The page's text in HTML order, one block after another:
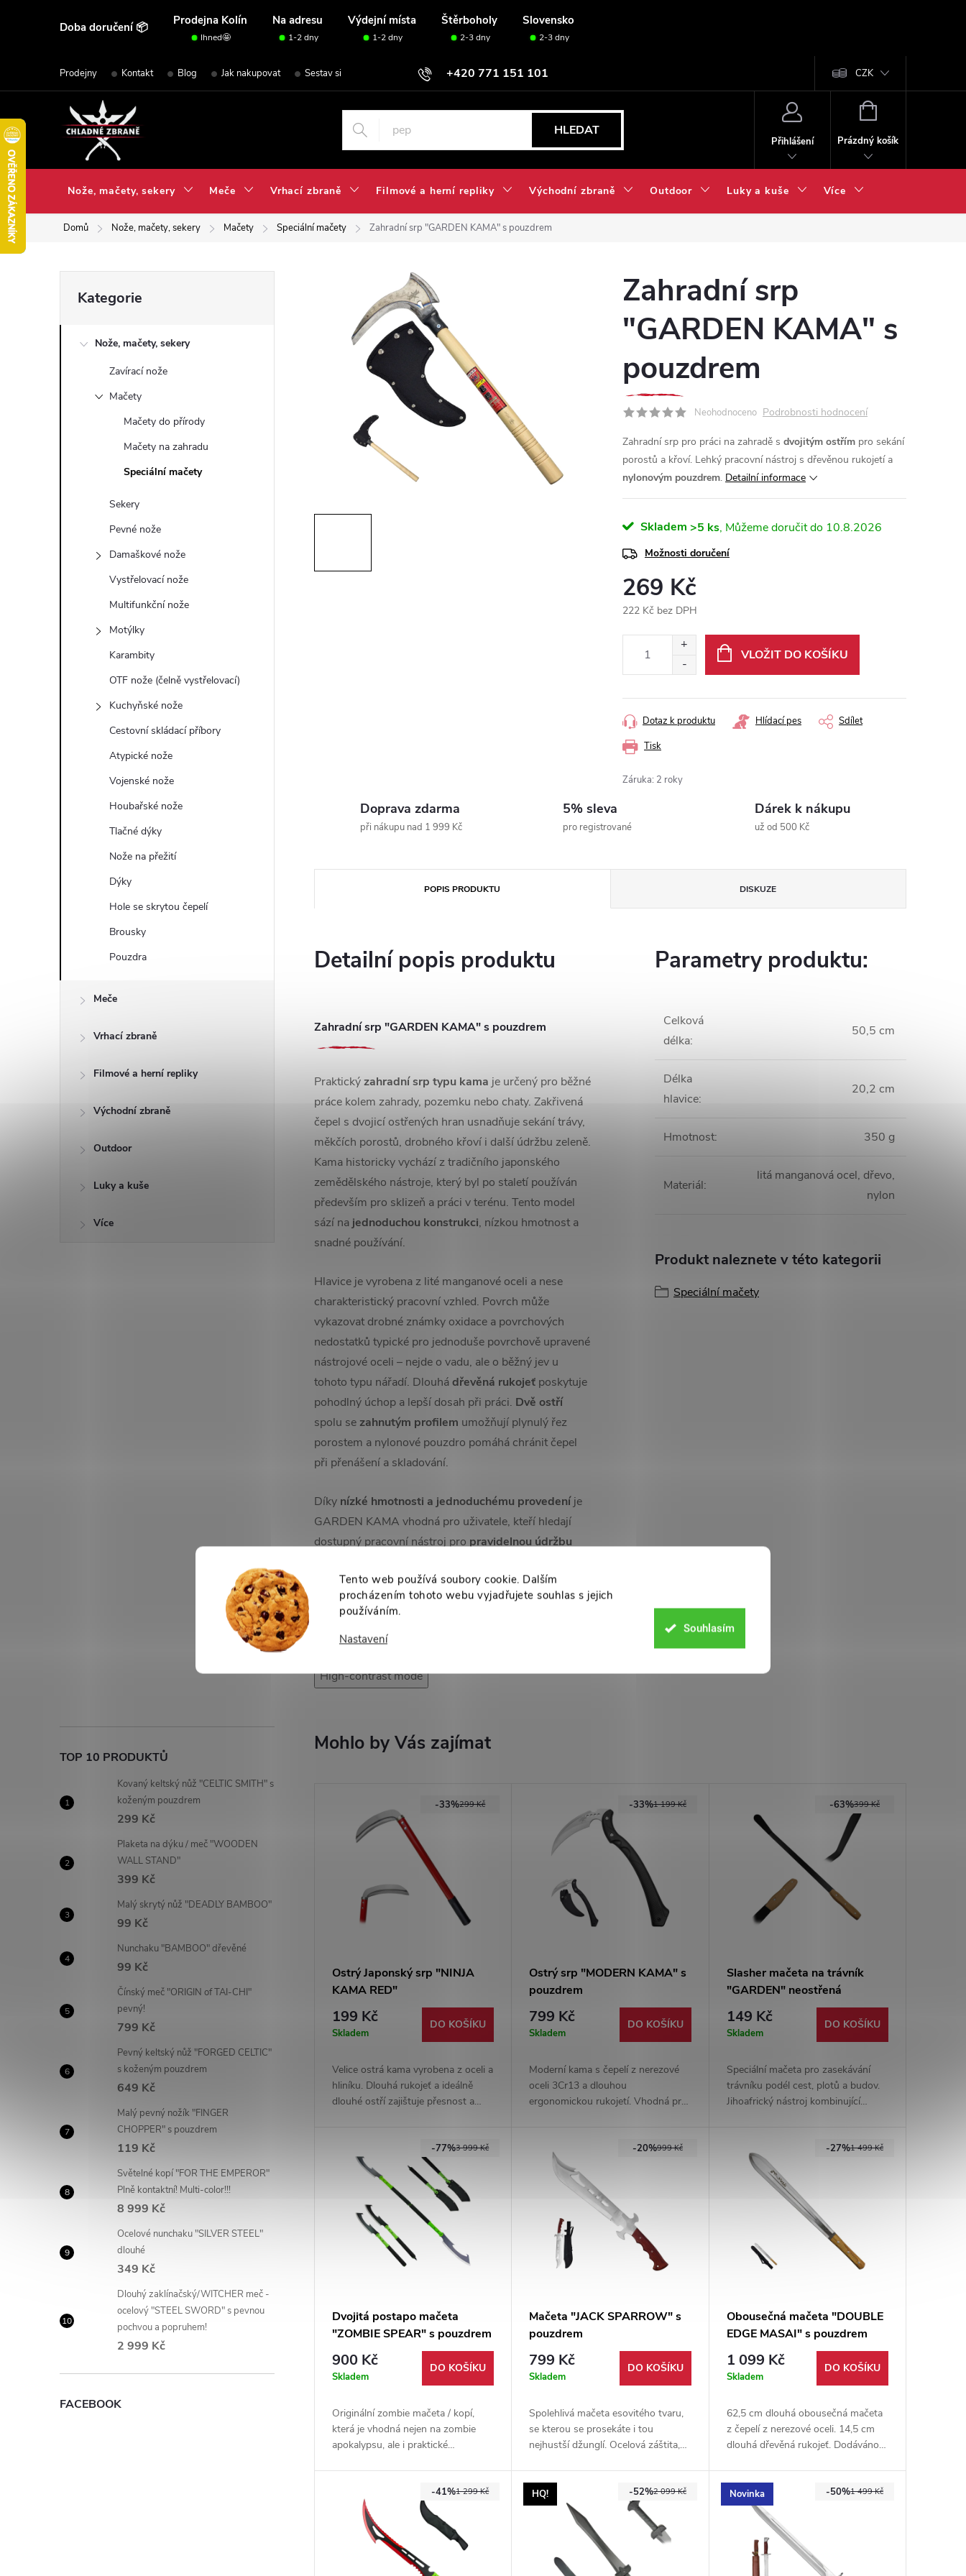
Tento web používá soubory cookie. Dalším
procházením tohoto webu vyjadřujete souhlas s jejich
používáním.
Nastavení
Souhlasím
Doba doručení 📦 Prodejna Kolín Na adresu Výdejní místa Štěrboholy Slovensko
Ihned🤩 1-2 dny 1-2 dny 2-3 dny 2-3 dny
+420 771 151 101
Prodejny Kontakt Blog Jak nakupovat Sestav si svou sadu✅ CZK
HLEDAT
Přihlášení
NÁKUPNÍ
Prázdný košík
Nože, mačety, sekery Meče Vrhací zbraně Filmové a herní repliky Východní zbraně Outdoor Luky a kuše Více
Domů Nože, mačety, sekery Mačety Speciální mačety Zahradní srp "GARDEN KAMA" s pouzdrem
o
kategorie
Kategorie
Nože, mačety, sekery
Zavírací nože
Mačety
Mačety do přírody
Mačety na zahradu
Speciální mačety
Sekery
Pevné nože
Damaškové nože
Vystřelovací nože
Multifunkční nože
Motýlky
Karambity
OTF nože (čelně vystřelovací)
Kuchyňské nože
Cestovní skládací příbory
Atypické nože
Vojenské nože
Houbařské nože
Tlačné dýky
Nože na přežití
Dýky
Hole se skrytou čepelí
Brousky
Pouzdra
Meče
Vrhací zbraně
Filmové a herní repliky
Východní zbraně
Outdoor
Luky a kuše
Více
TOP 10 PRODUKTŮ
Kovaný keltský nůž "CELTIC SMITH" s
koženým pouzdrem
299 Kč
Plaketa na dýku / meč "WOODEN
WALL STAND"
399 Kč
Malý skrytý nůž "DEADLY BAMBOO"
99 Kč
Nunchaku "BAMBOO" dřevěné
99 Kč
Čínský meč "ORIGIN of TAI-CHI"
pevný!
799 Kč
Pevný keltský nůž "FORGED CELTIC"
s koženým pouzdrem
649 Kč
Malý pevný nožík "FINGER
CHOPPER" s pouzdrem
119 Kč
Světelné kopí "FOR THE EMPEROR"
Plně kontaktní! Multi-color!!!
8 999 Kč
Ocelové nunchaku "SILVER STEEL"
dlouhé
349 Kč
Dlouhý zaklínačský/WITCHER meč -
ocelový "STEEL SWORD" s pevnou
pochvou a popruhem!
2 999 Kč
FACEBOOK
Zahradní srp
"GARDEN KAMA" s
pouzdrem
Neohodnoceno Podrobnosti hodnocení
Zahradní srp pro práci na zahradě s dvojitým ostřím pro sekání
porostů a křoví. Lehký pracovní nástroj s dřevěnou rukojetí a
nylonovým pouzdrem. Detailní informace
Skladem >5 ks 10.8.2026
Možnosti doručení
269 Kč
222 Kč bez DPH
VLOŽIT DO KOŠÍKU
Tisk
Dotaz k produktu Hlídací pes Sdílet
Záruka: 2 roky
Doprava zdarma
při nákupu nad 1 999 Kč
5% sleva
pro registrované
Dárek k nákupu
už od 500 Kč
POPIS PRODUKTU DISKUZE
Detailní popis produktu
Zahradní srp "GARDEN KAMA" s pouzdrem
Praktickýzahradní srp typu kama je určený pro běžné
práce kolem zahrady, pozemku nebo chaty. Zakřivená
čepel s dvojicí ostřených hran usnadňuje sekání trávy,
měkčích porostů, drobného křoví i další údržbu zeleně.
Kama historicky vychází z tradičního japonského
zemědělského nástroje, který byl po staletí používán
především pro sklizeň a práci v terénu. Tento model
sází na jednoduchou konstrukci, nízkou hmotnost a
snadné používání.
Hlavice je vyrobena z lité manganové oceli a nese
charakteristický pracovní vzhled. Povrch může
vykazovat drobné známky oxidace a povrchových
nedostatků typické pro jednoduše povrchově upravené
nástrojové oceli – nejde o vadu, ale o běžný jev u
tohoto typu nářadí. Dlouhádřevěná rukojeť poskytuje
pohodlný úchop a lepší dosah při práci. Dvě ostří
spolu se zahnutým profilem umožňují plynulý řez
porostem a nylonové pouzdro pomáhá chránit čepel
při přenášení a skladování.
Díky nízké hmotnosti a jednoduchému provedeníje
GARDEN KAMA vhodná pro uživatele, kteří hledají
dostupný pracovní nástroj pro pravidelnou údržbu
prořezávání, kde není potřeba těžká sekera nebo
mačeta.
Parametry produktu:
Celková
délka:
50,5 cm
Délka
hlavice:
20,2 cm
Hmotnost: 350 g
Materiál:
litá manganová ocel, dřevo,
nylon
Produkt naleznete v této kategorii
Speciální mačety
High-contrast mode
Mohlo by Vás zajímat
299 Kč
-33%
Ostrý Japonský srp "NINJA
KAMA RED"
199 Kč
Skladem
DO KOŠÍKU
Velice ostrá kama vyrobena z oceli a
hliníku. Dlouhá rukojeť a ideálně
dlouhé ostří zajištuje přesnost a
Rukojeť na konci opatřena
gumovým koncem pro lepší úchop.
1 199 Kč
-33%
Ostrý srp "MODERN KAMA" s
pouzdrem
799 Kč
Skladem
DO KOŠÍKU
Moderní kama s čepelí z nerezové
oceli 3Cr13 a dlouhou
ergonomickou rukojetí. Vhodná pro
pro čepel.
399 Kč
-63%
Slasher mačeta na trávník
"GARDEN" neostřená
149 Kč
Skladem
DO KOŠÍKU
Speciální mačeta pro zasekávání
trávníku podél cest, plotů a budov.
Jihoafrický nástroj kombinující
3 999 Kč
-77%
Dvojitá postapo mačeta
"ZOMBIE SPEAR" s pouzdrem
900 Kč
Skladem
DO KOŠÍKU
Originální zombie mačeta / kopí,
která je vhodná nejen na zombie
apokalypsu, ale i praktické
999 Kč
-20%
Mačeta "JACK SPARROW" s
pouzdrem
799 Kč
Skladem
DO KOŠÍKU
Spolehlivá mačeta esovitého tvaru,
se kterou se prosekáte i tou
nejhustší džunglí. Ocelová záštita,
1 499 Kč
-27%
Obousečná mačeta "DOUBLE
EDGE MASAI" s pouzdrem
1 099 Kč
Skladem
DO KOŠÍKU
62,5 cm dlouhá obousečná mačeta
z čepelí z nerezové oceli. 14,5 cm
dlouhá dřevěná rukojeť. Dodáváno s
1 299 Kč
-41% HQ! 2 099 Kč
-52% Novinka 1 499 Kč
-50%